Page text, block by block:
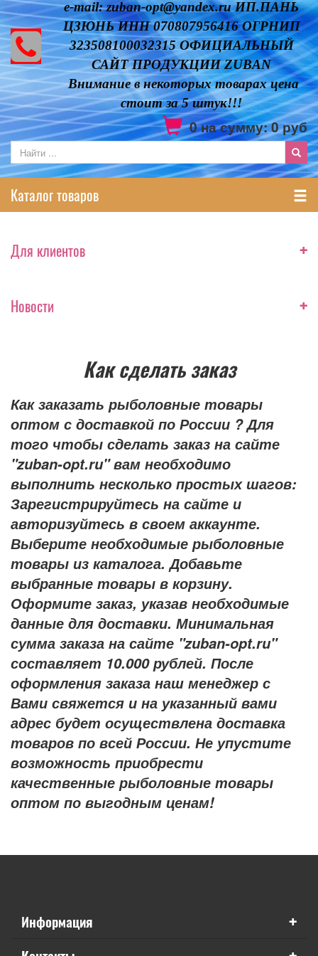
e-mail: zuban-opt@yandex.ru ИП.ПАНЬ
ЦЗЮНЬ ИНН 070807956416 ОГРНИП
323508100032315 ОФИЦИАЛЬНЫЙ
САЙТ ПРОДУКЦИИ ZUBAN
Внимание в некоторых товарах цена
стоит за 5 штук!!!
0на сумму:0руб
Каталог товаров
Для клиентов +
Новости +
Как сделать заказ
Как заказать рыболовные товары
оптом с доставкой по России ? Для
того чтобы сделать заказ на сайте
"zuban-opt.ru" вам необходимо
выполнить несколько простых шагов:
Зарегистрируйтесь на сайте и
авторизуйтесь в своем аккаунте.
Выберите необходимые рыболовные
товары из каталога. Добавьте
выбранные товары в корзину.
Оформите заказ, указав необходимые
данные для доставки. Минимальная
сумма заказа на сайте "zuban-opt.ru"
составляет 10.000 рублей. После
оформления заказа наш менеджер с
Вами свяжется и на указанный вами
адрес будет осуществлена доставка
товаров по всей России. Не упустите
возможность приобрести
качественные рыболовные товары
оптом по выгодным ценам!
Информация +